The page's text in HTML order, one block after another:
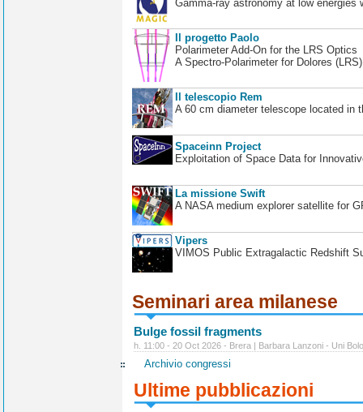
Gamma-ray astronomy at low energies
Il progetto Paolo
Polarimeter Add-On for the LRS Optics
A Spectro-Polarimeter for Dolores
Il telescopio Rem
A 60 cm diameter telescope located in
Spaceinn Project
Exploitation of Space Data for
La missione Swift
A NASA medium explorer satellite for
Vipers
VIMOS Public Extragalactic Redshift
Seminari area milanese
Bulge fossil fragments
h. 11:00 - 20 Oct 2026 - Brera | Barbara Lanzoni - Uni
Archivio congressi
Ultime pubblicazioni